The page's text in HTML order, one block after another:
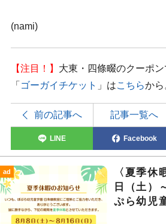
(nami)
【注目！】 大東・四條畷のクーポン
「 ゴーガイチケット 」はこちらから
前の記事へ 記事一覧へ
LINE Facebook
ad
〈夏季休
日（土）
ぷら幼児